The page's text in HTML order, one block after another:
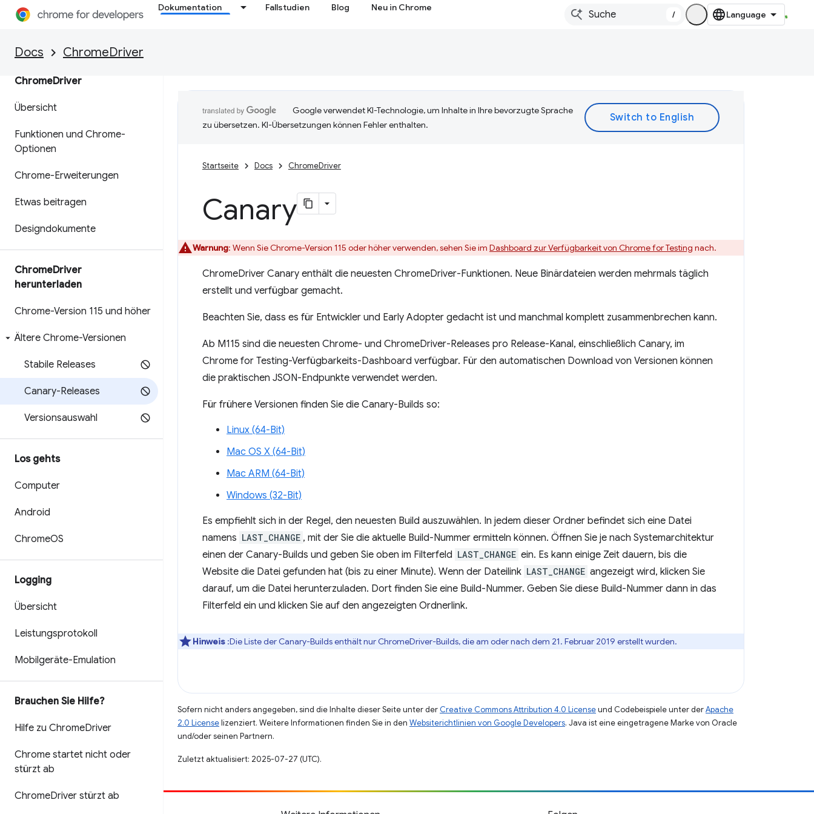
Dokumentation Fallstudien Blog Neu in Chrome
/
Docs ChromeDriver
ChromeDriver
Übersicht
Funktionen und Chrome-
Optionen
Chrome-Erweiterungen
Etwas beitragen
Designdokumente
ChromeDriver
herunterladen
Chrome-Version 115 und höher
Ältere Chrome-Versionen
Stabile Releases
Canary-Releases
Versionsauswahl
Los gehts
Computer
Android
ChromeOS
Logging
Übersicht
Leistungsprotokoll
Mobilgeräte-Emulation
Brauchen Sie Hilfe?
Hilfe zu ChromeDriver
Chrome startet nicht oder
stürzt ab
ChromeDriver stürzt ab
Google verwendet KI-Technologie, um Inhalte in Ihre bevorzugte Sprache
zu übersetzen. KI-Übersetzungen können Fehler enthalten.
Startseite Docs ChromeDriver
Canary
Warnung: Wenn Sie Chrome-Version 115 oder höher verwenden, sehen Sie im Dashboard zur Verfügbarkeit von Chrome for Testing nach.
ChromeDriver Canary enthält die neuesten ChromeDriver-Funktionen. Neue Binärdateien werden mehrmals täglich
erstellt und verfügbar gemacht.
Beachten Sie, dass es für Entwickler und Early Adopter gedacht ist und manchmal komplett zusammenbrechen kann.
Ab M115 sind die neuesten Chrome- und ChromeDriver-Releases pro Release-Kanal, einschließlich Canary, im
Chrome for Testing-Verfügbarkeits-Dashboard verfügbar. Für den automatischen Download von Versionen können
die praktischen JSON-Endpunkte verwendet werden.
Für frühere Versionen finden Sie die Canary-Builds so:
Linux (64-Bit)
Mac OS X (64-Bit)
Mac ARM (64-Bit)
Windows (32-Bit)
Es empfiehlt sich in der Regel, den neuesten Build auszuwählen. In jedem dieser Ordner befindet sich eine Datei
namens LAST_CHANGE , mit der Sie die aktuelle Build-Nummer ermitteln können. Öffnen Sie je nach Systemarchitektur
einen der Canary-Builds und geben Sie oben im Filterfeld LAST_CHANGE ein. Es kann einige Zeit dauern, bis die
Website die Datei gefunden hat (bis zu einer Minute). Wenn der Dateilink LAST_CHANGE angezeigt wird, klicken Sie
darauf, um die Datei herunterzuladen. Dort finden Sie eine Build-Nummer. Geben Sie diese Build-Nummer dann in das
Filterfeld ein und klicken Sie auf den angezeigten Ordnerlink.
Hinweis :Die Liste der Canary-Builds enthält nur ChromeDriver-Builds, die am oder nach dem 21. Februar 2019 erstellt wurden.
Sofern nicht anders angegeben, sind die Inhalte dieser Seite unter der Creative Commons Attribution 4.0 Licenseund Codebeispiele unter derApache
2.0 Licenselizenziert. Weitere Informationen finden Sie in den Websiterichtlinien von Google Developers. Java ist eine eingetragene Marke von Oracle
und/oder seinen Partnern.
Zuletzt aktualisiert: 2025-07-27 (UTC).